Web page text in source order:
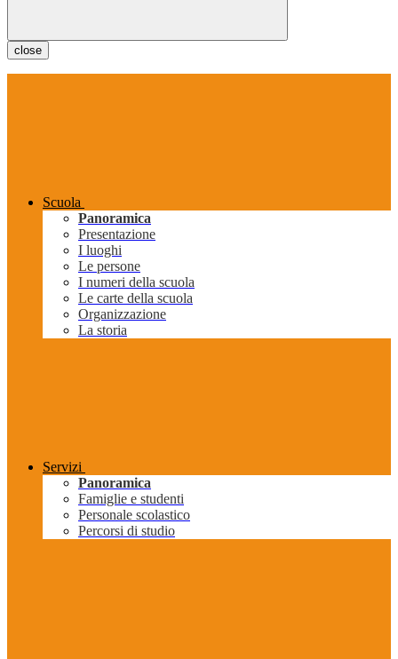
close
Scuola
Panoramica
Presentazione
I luoghi
Le persone
I numeri della scuola
Le carte della scuola
Organizzazione
La storia
Servizi
Panoramica
Famiglie e studenti
Personale scolastico
Percorsi di studio